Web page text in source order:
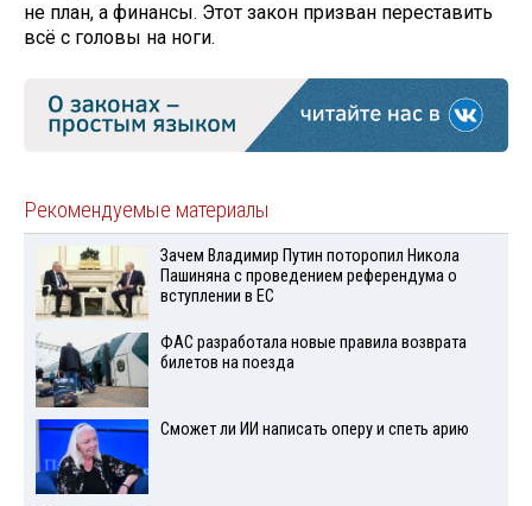
не план, а финансы. Этот закон призван переставить
всё с головы на ноги.
Рекомендуемые материалы
Зачем Владимир Путин поторопил Никола
Пашиняна с проведением референдума о
вступлении в ЕС
ФАС разработала новые правила возврата
билетов на поезда
Сможет ли ИИ написать оперу и спеть арию